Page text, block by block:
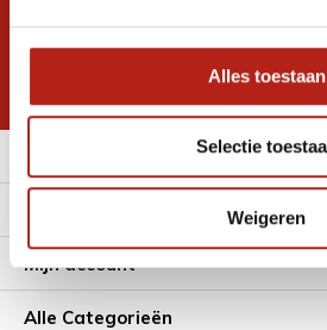
Alles toestaan
Selectie
Weigeren
* Lees hier de wettelijke beperkingen
Mijn account
Alle Categorieën